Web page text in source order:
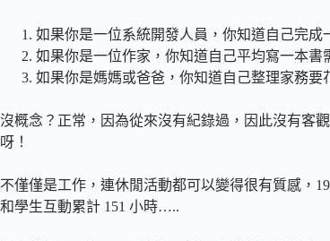
如果你是一位系統開發人員，你知道自己完成
如果你是一位作家，你知道自己平均寫一本書
如果你是媽媽或爸爸，你知道自己整理家務
沒概念？正常，因為從來沒有紀錄過，因此沒有客
呀！
不僅僅是工作，連休閒活動都可以變得很有質感，
和學生互動累計 151 小時…..